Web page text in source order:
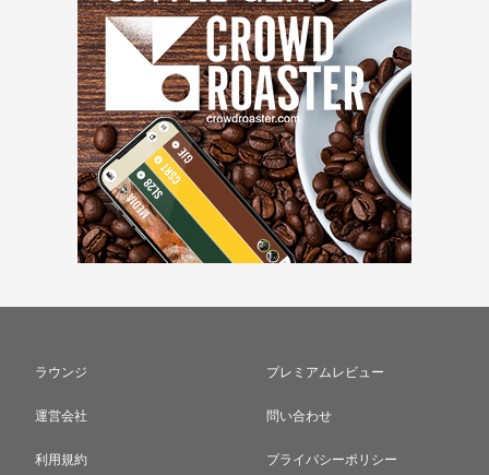
ラウンジ プレミアムレビュー
運営会社 問い合わせ
利用規約 プライバシーポリシー